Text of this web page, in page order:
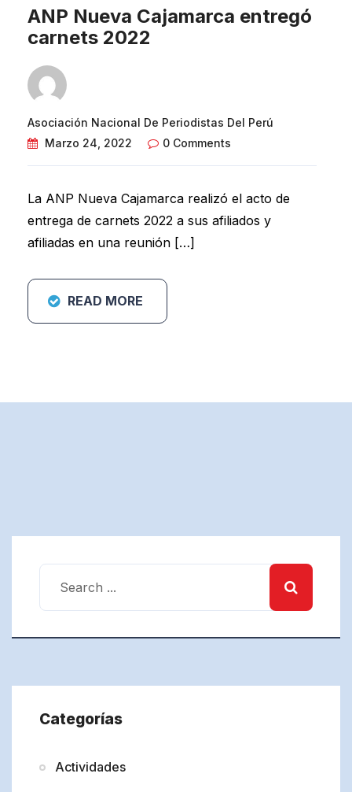
ANP Nueva Cajamarca entregó
carnets 2022
Asociación Nacional De Periodistas Del Perú
Marzo 24, 2022
0 Comments
La ANP Nueva Cajamarca realizó el acto de
entrega de carnets 2022 a sus afiliados y
afiliadas en una reunión […]
READ MORE
Categorías
Actividades